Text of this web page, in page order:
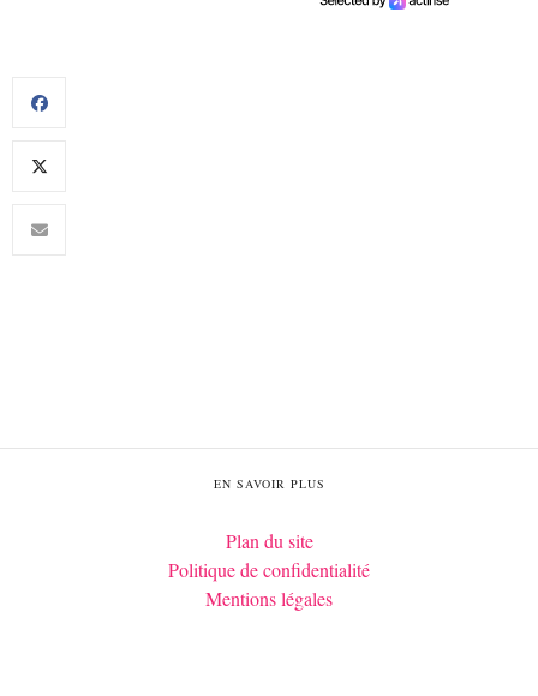
EN SAVOIR PLUS
Plan du site
Politique de confidentialité
Mentions légales